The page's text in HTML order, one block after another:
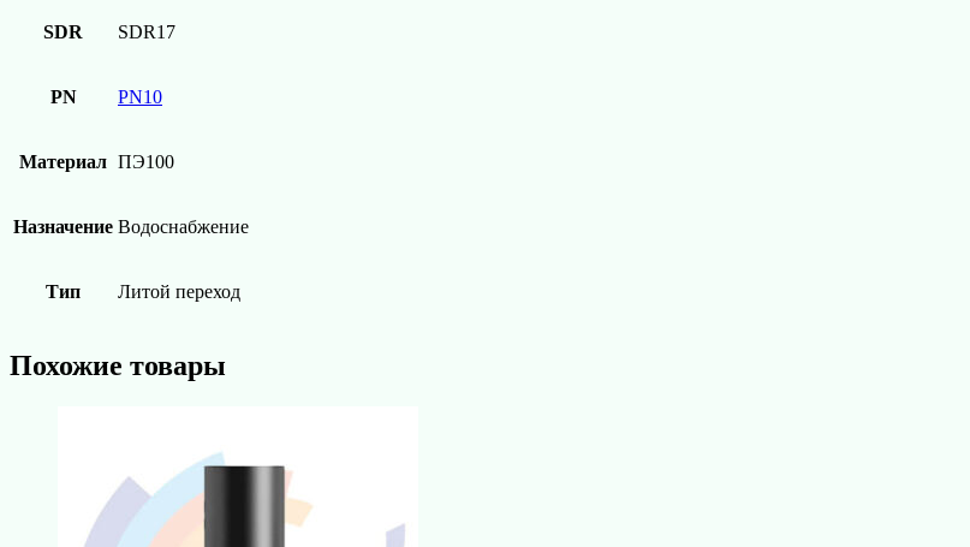
SDR SDR17
PN PN10
Материал ПЭ100
Назначение Водоснабжение
Тип Литой переход
Похожие товары